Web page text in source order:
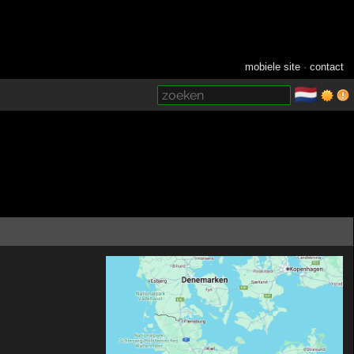
mobiele site ·contact
🇳🇱